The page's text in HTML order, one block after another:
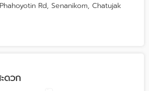
Rd, Senanikom, Chatujak
ดวก